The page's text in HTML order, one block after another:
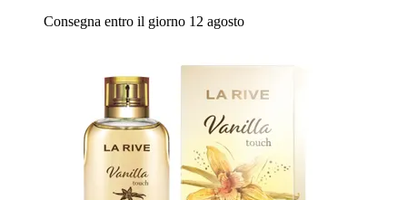
Consegna entro il giorno 12 agosto